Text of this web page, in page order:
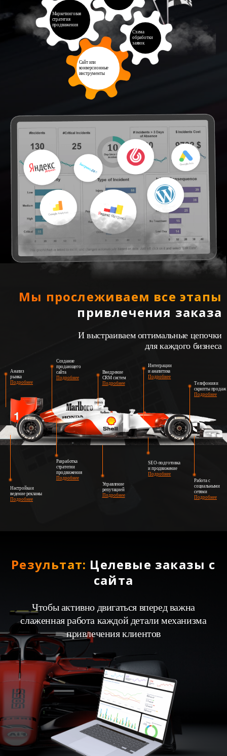
Маркетинговая
стратегия
продвижения
Сайт или
конверсионные
инструменты
Схема
обработки
заявок
Мы прослеживаем все этапы
привлечения заказа
И выстраиваем оптимальные цепочки
для каждого бизнеса
Анализ
рынка
Подробнее
Создание
продающего
сайта
Подробнее
Внедрение
CRM систем
Подробнее
Интеграции
и аналитика
Подробнее
Телефония и
скрипты продаж
Подробнее
Настройка и
ведение рекламы
Подробнее
Разработка
стратегии
продвижения
Подробнее
Управление
репутацией
Подробнее
SEO-подготовка
и продвижение
Подробнее
Работа с
социальными
сетями
Подробнее
Результат: Целевые заказы с
сайта
Чтобы активно двигаться вперед важна
слаженная работа каждой детали механизма
привлечения клиентов